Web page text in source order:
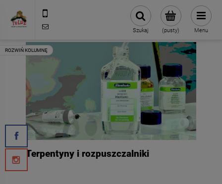
(pusty)
Szukaj Menu
Terpentyny i rozpuszczalniki